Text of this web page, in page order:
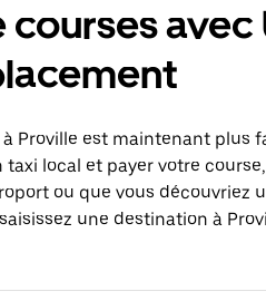
courses
Proville est maintenant plus
local et payer votre
ou que vous
une destination à